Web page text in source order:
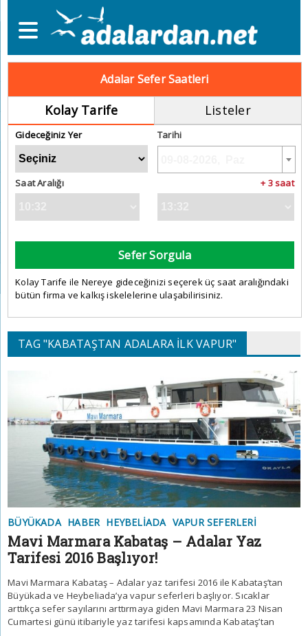
Adalar Sefer Saatleri
Kolay Tarife Listeler
Gideceğiniz Yer Tarihi
Saat Aralığı + 3 saat
Sefer Sorgula
Kolay Tarife ile Nereye gideceğinizi seçerek üç saat aralığındaki
bütün firma ve kalkış iskelelerine ulaşabilirisiniz.
TAG "KABATAŞTAN ADALARA ILK VAPUR"
BÜYÜKADA HABER HEYBELIADA VAPUR SEFERLERI
Mavi Marmara Kabataş – Adalar Yaz
Tarifesi 2016 Başlıyor!
Mavi Marmara Kabataş – Adalar yaz tarifesi 2016 ile Kabataş’tan
Büyükada ve Heybeliada’ya vapur seferleri başlıyor. Sıcaklar
arttıkça sefer sayılarını arttırmaya giden Mavi Marmara 23 Nisan
Cumartesi günü itibariyle yaz tarifesi kapsamında Kabataş’tan